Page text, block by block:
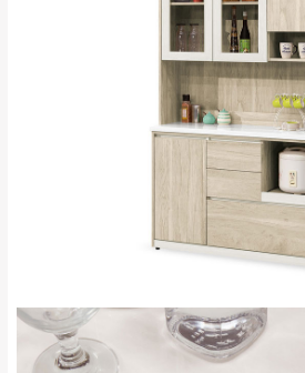
＊A108產品另收運
基隆
$ 9,000以上：
$ 9,000以下：
NT$500元
苗栗至基隆；其它地區暫
地型限制(山區、鄉、鎮、
法搬運上樓等因素，導致
保有出貨的權利。
保護物流人員的工作安全
服務，若需以吊車或其他
費用將由買方自行支付。
因大型傢俱有組裝、配送
快速到貨商品，無法指定
機當天到貨前皆會再與您
天在家等貨，以節省您的